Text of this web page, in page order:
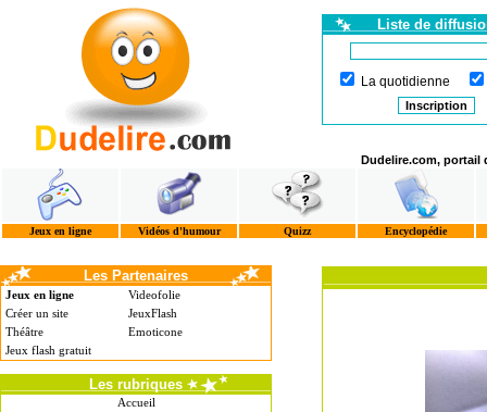
Liste de
La quotidienne
Dudelire.com, portail
Jeux en ligne Vidéos d'humour Quizz Encyclopédie
Les Partenaires
Jeux en ligne
Créer un site
Théâtre
Jeux flash gratuit
Videofolie
JeuxFlash
Emoticone
Les rubriques
Accueil